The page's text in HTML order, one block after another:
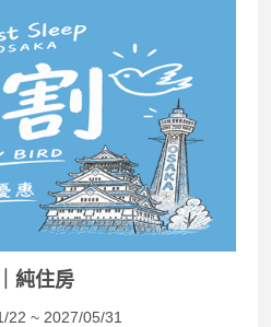
純住房
22 ~ 2027/05/31